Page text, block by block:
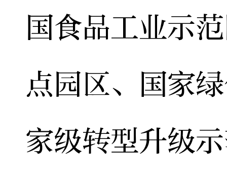
国食品工业示
点园区、国家
家级转型升级